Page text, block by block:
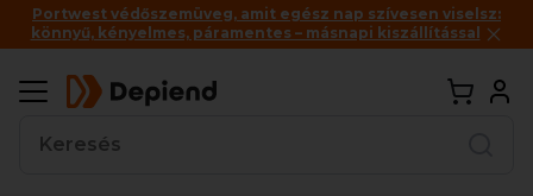
Portwest védőszemüveg, amit egész nap szívesen viselsz:
könnyű, kényelmes, páramentes – másnapi kiszállítással